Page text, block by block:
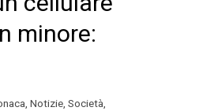
minore:
Notizie Società